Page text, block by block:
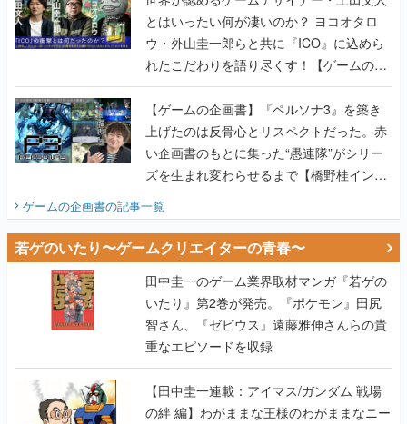
とはいったい何が凄いのか？ ヨコオタロ
ウ・外山圭一郎らと共に『ICO』に込めら
れたこだわりを語り尽くす！【ゲームの企
画書】
【ゲームの企画書】『ペルソナ3』を築き
上げたのは反骨心とリスペクトだった。赤
い企画書のもとに集った“愚連隊”がシリー
ズを生まれ変わらせるまで【橋野桂インタ
ビュー】
ゲームの企画書の記事一覧
若ゲのいたり〜ゲームクリエイターの青春〜
田中圭一のゲーム業界取材マンガ『若ゲの
いたり』第2巻が発売。『ポケモン』田尻
智さん、『ゼビウス』遠藤雅伸さんらの貴
重なエピソードを収録
【田中圭一連載：アイマス/ガンダム 戦場
の絆 編】わがままな王様のわがままなニー